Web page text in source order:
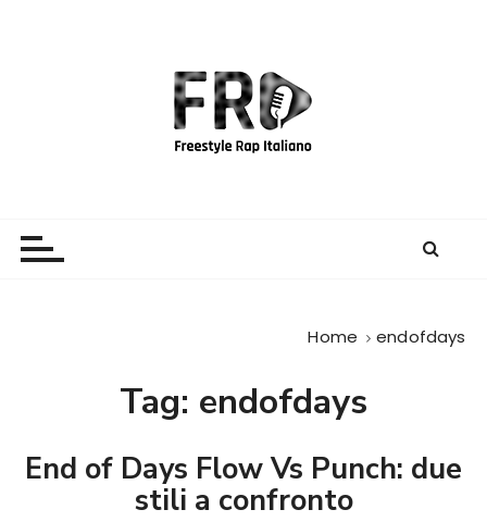
Home endofdays
Tag: endofdays
End of Days Flow Vs Punch: due
stili a confronto